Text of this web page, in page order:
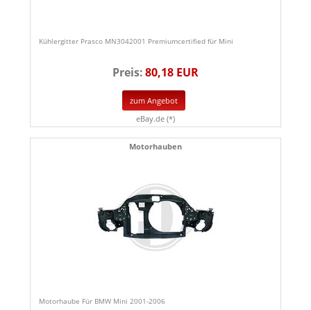
Kühlergitter Prasco MN3042001 Premiumcertified für Mini
Preis:80,18 EUR
zum Angebot
eBay.de (*)
Motorhauben
Motorhaube Für BMW Mini 2001-2006